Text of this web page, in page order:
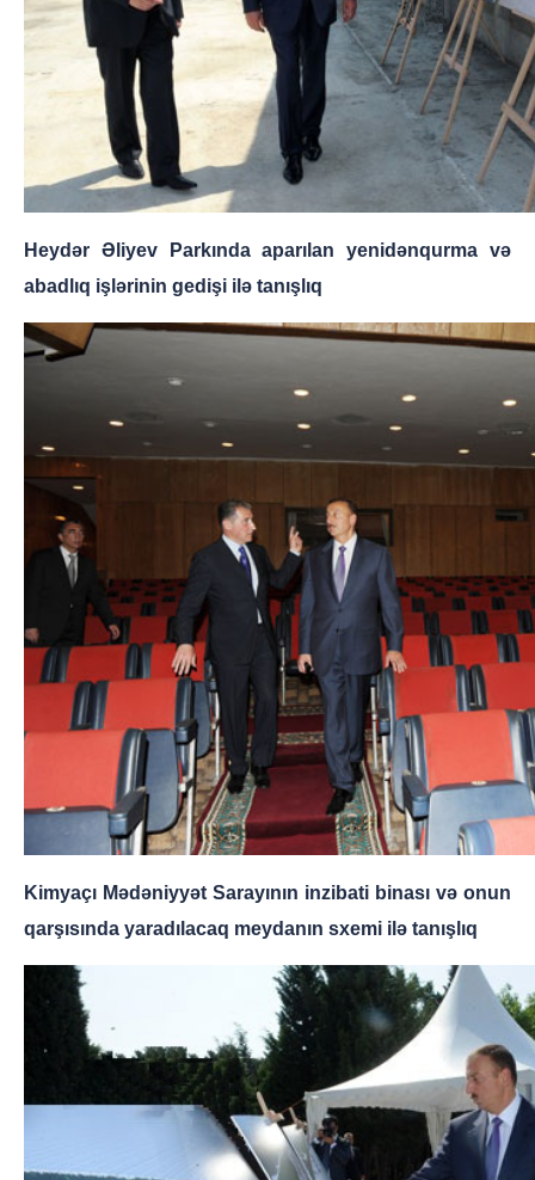
Heydər Əliyev Parkında aparılan yenidənqurma və
abadlıq işlərinin gedişi ilə tanışlıq
Kimyaçı Mədəniyyət Sarayının inzibati binası və onun
qarşısında yaradılacaq meydanın sxemi ilə tanışlıq